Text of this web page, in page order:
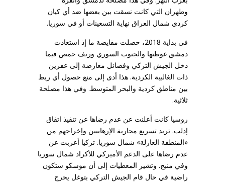
وطهران التي كانت نسقت بين بعضها ضد أي كيان
كردي شمال العراق نهاية التسعينات أو في سوريا.
في بداية 2018، حصلت مقايضة ما إذ استعادت
دمشق غوطتها والجنوب السوري وريف حمص فيما
دخل الجيش التركي وفصائل معارضة إلى عفرين
ذات الغالبية الكردية. هذا أدى إلى منع حصول أي ربط
بين مناطق كردية والبحر المتوسط. وفي هذا مصلحة
ثلاثية.
روسيا كانت أعلنت عن عدم رضاها عن تنفيذ اتفاق
إدلب. تريد تسريع محاربة الإرهابيين وإخراجهم من
«المنطقة العازلة» شمال سوريا. تركيا أعربت عن
عدم رضاها على الدعم الأميركي للأكراد شمال سوريا
وفي منبج. وتشير المعطيات إلى أن موسكو ستكون
راضية في حال قام الجيش التركي بتوغل يحرج